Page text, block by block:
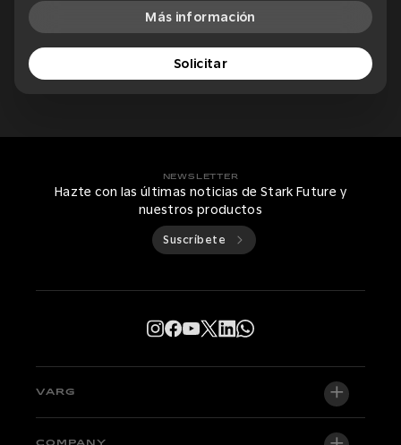
Más información
Solicitar
NEWSLETTER
Hazte con las últimas noticias de Stark Future y
nuestros productos
Suscríbete
VARG